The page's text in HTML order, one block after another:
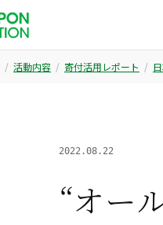
活動内容 寄付活用レポート
2022.08.22
“オー